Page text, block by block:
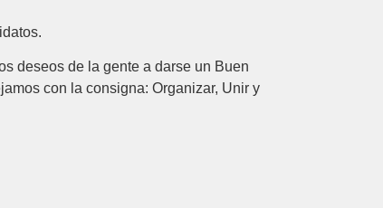
deseos de la gente a darse un Buen
con la consigna: Organizar, Unir y